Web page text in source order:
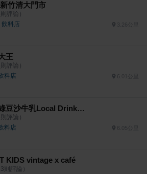
竹清大門市
則評論）
飲料店
王
則評論）
料店
草根豐味綠豆沙牛乳Local Drinks Fengwei-新竹
則評論）
料店 6.05公里
KIDS vintage x café
則評論）